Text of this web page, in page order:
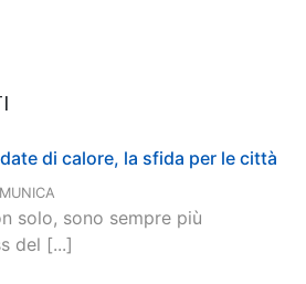
di calore, la sfida per le città
solo, sono sempre più
del [...]